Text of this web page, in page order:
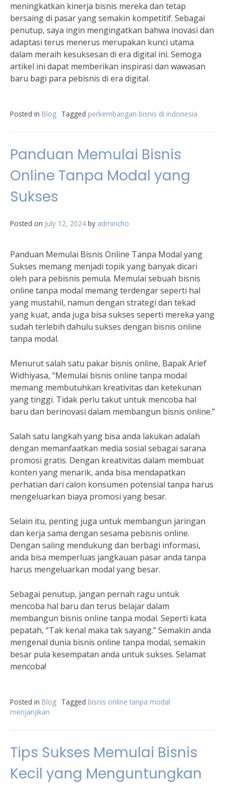
meningkatkan kinerja bisnis mereka dan tetap
bersaing di pasar yang semakin kompetitif. Sebagai
penutup, saya ingin mengingatkan bahwa inovasi dan
adaptasi terus menerus merupakan kunci utama
dalam meraih kesuksesan di era digital ini. Semoga
artikel ini dapat memberikan inspirasi dan wawasan
baru bagi para pebisnis di era digital.
Posted in Blog Tagged perkembangan bisnis di indonesia
Panduan Memulai Bisnis
Online Tanpa Modal yang
Sukses
Posted on July 12, 2024 by admincho
Panduan Memulai Bisnis Online Tanpa Modal yang
Sukses memang menjadi topik yang banyak dicari
oleh para pebisnis pemula. Memulai sebuah bisnis
online tanpa modal memang terdengar seperti hal
yang mustahil, namun dengan strategi dan tekad
yang kuat, anda juga bisa sukses seperti mereka yang
sudah terlebih dahulu sukses dengan bisnis online
tanpa modal.
Menurut salah satu pakar bisnis online, Bapak Arief
Widhiyasa, “Memulai bisnis online tanpa modal
memang membutuhkan kreativitas dan ketekunan
yang tinggi. Tidak perlu takut untuk mencoba hal
baru dan berinovasi dalam membangun bisnis online.”
Salah satu langkah yang bisa anda lakukan adalah
dengan memanfaatkan media sosial sebagai sarana
promosi gratis. Dengan kreativitas dalam membuat
konten yang menarik, anda bisa mendapatkan
perhatian dari calon konsumen potensial tanpa harus
mengeluarkan biaya promosi yang besar.
Selain itu, penting juga untuk membangun jaringan
dan kerja sama dengan sesama pebisnis online.
Dengan saling mendukung dan berbagi informasi,
anda bisa memperluas jangkauan pasar anda tanpa
harus mengeluarkan modal yang besar.
Sebagai penutup, jangan pernah ragu untuk
mencoba hal baru dan terus belajar dalam
membangun bisnis online tanpa modal. Seperti kata
pepatah, “Tak kenal maka tak sayang.” Semakin anda
mengenal dunia bisnis online tanpa modal, semakin
besar pula kesempatan anda untuk sukses. Selamat
mencoba!
Posted in Blog Tagged bisnis online tanpa modal
menjanjikan
Tips Sukses Memulai Bisnis
Kecil yang Menguntungkan